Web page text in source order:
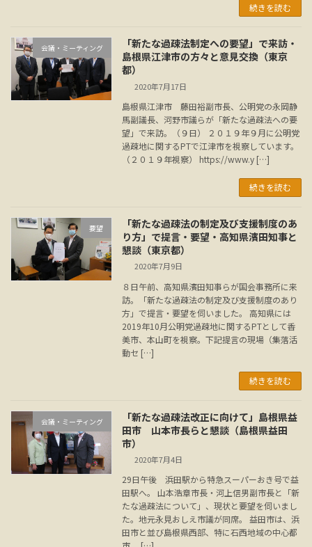
続きを読む
会議・ミーティング
「新たな過疎法制定への要望」で来訪・
島根県江津市の方々と意見交換（東京
都）
2020年7月17日
島根県江津市 藤田裕副市長、公明党の永岡静
馬副議長、河野市議らが「新たな過疎法への要
望」で来訪。（９日） ２０１９年９月に公明党
過疎地に関するPTで江津市を視察しています。
（２０１９年視察） https://www.y […]
続きを読む
要望
「新たな過疎法の制定及び支援制度のあ
り方」で提言・要望・高知県濱田知事と
懇談（東京都）
2020年7月9日
８日午前、高知県濱田知事らが国会事務所に来
訪。「新たな過疎法の制定及び支援制度のあり
方」で提言・要望を伺いました。 高知県には
2019年10月公明党過疎地に関するPTとして香
美市、本山町を視察。下記提言の現場（集落活
動セ […]
続きを読む
会議・ミーティング
「新たな過疎法改正に向けて」島根県益
田市 山本市長らと懇談（島根県益田
市）
2020年7月4日
29日午後 浜田駅から特急スーパーおき号で益
田駅へ。 山本浩章市長・河上信男副市長と「新
たな過疎法について」、現状と要望を伺いまし
た。地元永見おしえ市議が同席。 益田市は、浜
田市と並び島根県西部、特に石西地域の中心都